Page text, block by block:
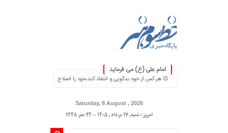
امام علی (ع) می فرماید
۞ هر کس از خود بدگویی و انتقاد کند٬خود را اصلاح کرده و هر کس خودستایی نماید٬ پس به تحقیق خویش را تباه نموده است. ۞
Saturday, 8 August , 2026
امروز : شنبه, ۱۷ مرداد , ۱۴۰۵ - 24 صفر 1448